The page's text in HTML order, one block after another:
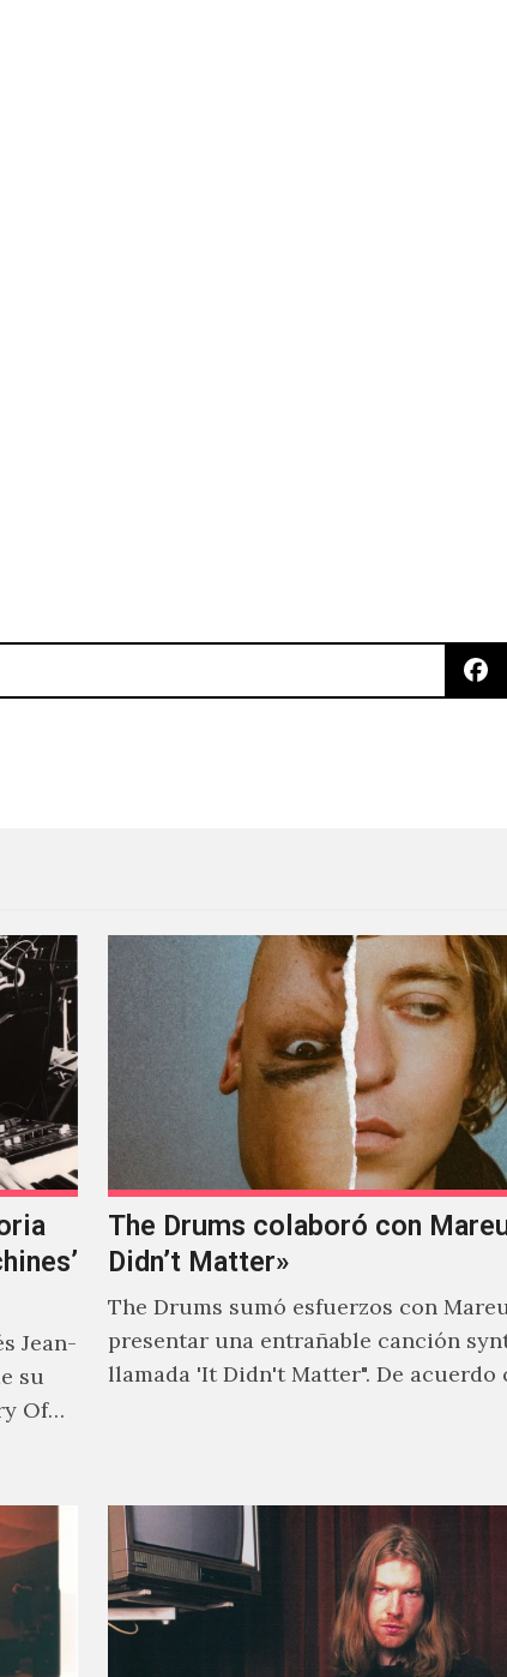
Jean-
su
Of
The Drums colaboró con
Didn’t Matter»
The Drums sumó esfuerzos con
presentar una entrañable canción
llamada 'It Didn't Matter". De acuerdo